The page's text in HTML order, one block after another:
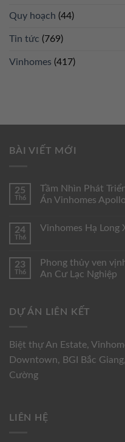
Quy hoạch (44)
Tin tức (769)
Vinhomes (417)
BÀI VIẾT MỚI
25
Th6
Tầm Nhìn Phát
Án Vinhomes
24
Th6
Vinhomes Hạ Long
23
Th6
Phong thủy ven
An Cư Lạc Nghiệp
DỰ ÁN LIÊN KẾT
Biệt thự An Estate,
Downtown, BGI Bắc Giang,
Cường
LIÊN HỆ